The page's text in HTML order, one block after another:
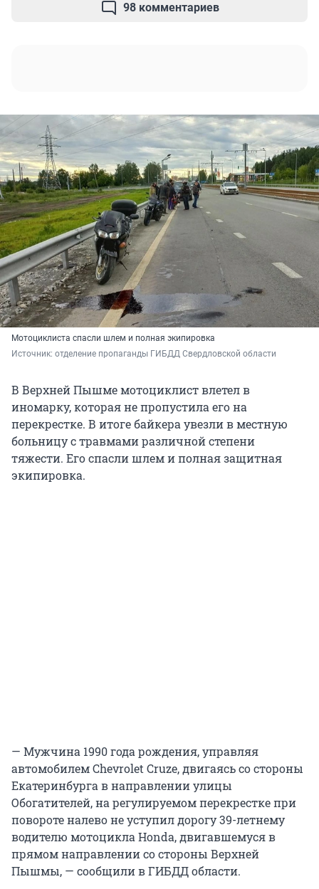
98 комментариев
Мотоциклиста спасли шлем и полная экипировка
Источник: отделение пропаганды ГИБДД Свердловской области
В Верхней Пышме мотоциклист влетел в
иномарку, которая не пропустила его на
перекрестке. В итоге байкера увезли в местную
больницу с травмами различной степени
тяжести. Его спасли шлем и полная защитная
экипировка.
— Мужчина 1990 года рождения, управляя
автомобилем Chevrolet Cruze, двигаясь со стороны
Екатеринбурга в направлении улицы
Обогатителей, на регулируемом перекрестке при
повороте налево не уступил дорогу 39-летнему
водителю мотоцикла Honda, двигавшемуся в
прямом направлении со стороны Верхней
Пышмы, — сообщили в ГИБДД области.